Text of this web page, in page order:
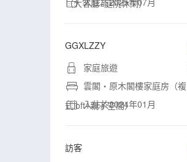
（大客廳+庭院休閑）
GGXLZZY
家庭旅遊
雲閣・原木閣樓家庭房（複
式loft+親子空間）
入住於2024年01月
訪客